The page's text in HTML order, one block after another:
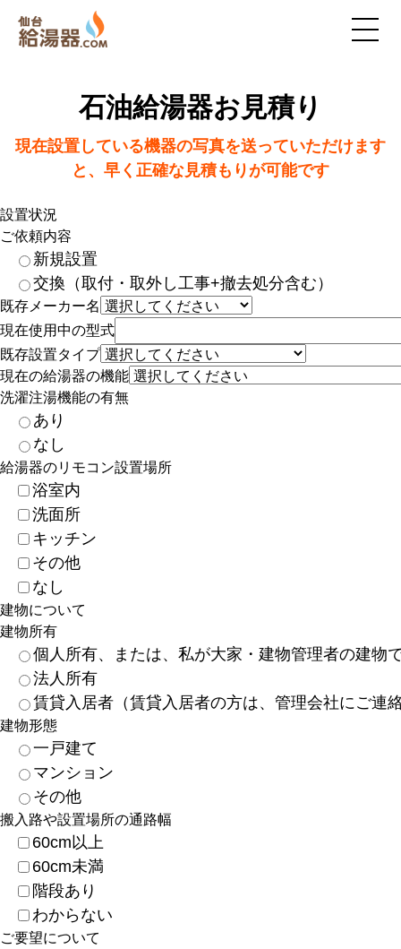
石油給湯器お見積り
現在設置している機器の写真を送っていただけます
と、早く正確な見積もりが可能です
設置状況
ご依頼内容
新規設置
交換（取付・取外し工事+撤去処分含む）
既存メーカー名
現在使用中の型式
既存設置タイプ
現在の給湯器の機能
洗濯注湯機能の有無
あり
なし
給湯器のリモコン設置場所
浴室内
洗面所
キッチン
その他
なし
建物について
建物所有
個人所有、または、私が大家・建物管理者の建物
法人所有
賃貸入居者（賃貸入居者の方は、管理会社にご連
建物形態
一戸建て
マンション
その他
搬入路や設置場所の通路幅
60cm以上
60cm未満
階段あり
わからない
ご要望について